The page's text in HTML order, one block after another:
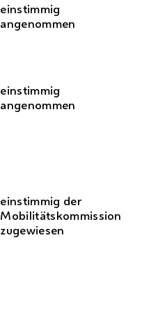
einstimmig
angenommen
einstimmig
angenommen
einstimmig der
Mobilitätskommission
zugewiesen